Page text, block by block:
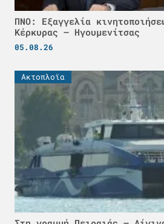
ΠΝΟ: Εξαγγελία
Κέρκυρας – Ηγουμενίτσας
05.08.26
Ακτοπλοϊα